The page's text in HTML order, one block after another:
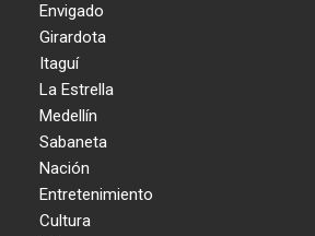
Envigado
Girardota
Itaguí
La Estrella
Medellín
Sabaneta
Nación
Entretenimiento
Cultura